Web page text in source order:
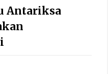
Antariksa